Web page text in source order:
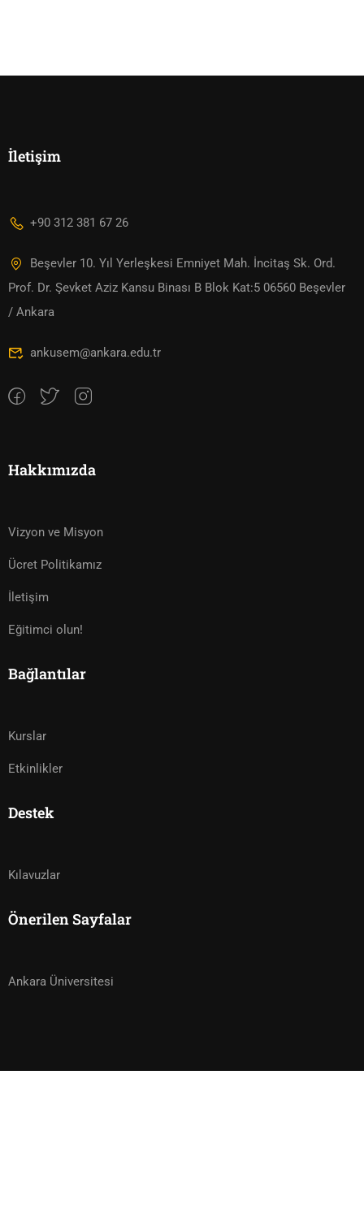
İletişim
+90 312 381 67 26
Beşevler 10. Yıl Yerleşkesi Emniyet Mah. İncitaş Sk. Ord.
Prof. Dr. Şevket Aziz Kansu Binası B Blok Kat:5 06560 Beşevler
/ Ankara
ankusem@ankara.edu.tr
Hakkımızda
Vizyon ve Misyon
Ücret Politikamız
İletişim
Eğitimci olun!
Bağlantılar
Kurslar
Etkinlikler
Destek
Kılavuzlar
Önerilen Sayfalar
Ankara Üniversitesi